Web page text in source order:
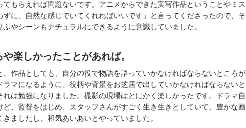
もらえれば問題ないです。アニメからできた実写作品ということやミス
に、自然な感じでいてくれればいいです」と言ってくださったので、そ
やシーンもナチュラルにできるように意識していました。
楽しかったことがあれば。
作品としても、自分の役で物語を語っていかなければならないところが
マになるように、役柄や背景をお芝居で出していかなければならないと
は勉強になりました。撮影の現場はとにかく楽しかったです。ドラマ自
、監督をはじめ、スタッフさんがすごく生き生きとしていて、豊かな画
ましたし、和気あいあいとやっていました。